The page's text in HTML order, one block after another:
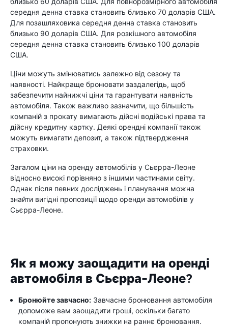
середня денна ставка становить близько 70 доларів США.
Для позашляховика середня денна ставка становить
близько 90 доларів США. Для розкішного автомобіля
середня денна ставка становить близько 100 доларів
США.
Ціни можуть змінюватись залежно від сезону та
наявності. Найкраще бронювати заздалегідь, щоб
забезпечити найнижчі ціни та гарантувати наявність
автомобіля. Також важливо зазначити, що більшість
компаній з прокату вимагають дійсні водійські права та
дійсну кредитну картку. Деякі орендні компанії також
можуть вимагати депозит, а також підтвердження
страховки.
Загалом ціни на оренду автомобілів у Сьєрра-Леоне
відносно високі порівняно з іншими частинами світу.
Однак після певних досліджень і планування можна
знайти вигідні пропозиції щодо оренди автомобілів у
Сьєрра-Леоне.
Як я можу заощадити на оренді
автомобіля в Сьєрра-Леоне?
Бронюйте завчасно: Завчасне бронювання автомобіля
допоможе вам заощадити гроші, оскільки багато
компаній пропонують знижки на раннє бронювання.